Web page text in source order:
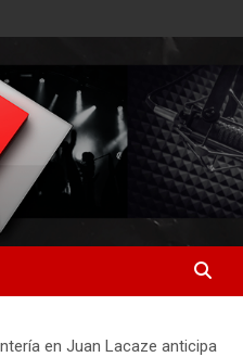
en Juan Lacaze anticipa